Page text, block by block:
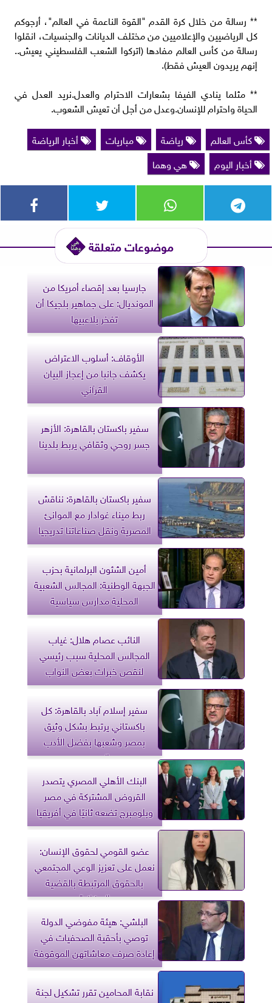
** رسالة من خلال كرة القدم "القوة الناعمة في العالم"، أرجوكم
كل الرياضيين والإعلاميين من مختلف الديانات والجنسيات، انقلوا
رسالة من كأس العالم مفادها (اتركوا الشعب الفلسطيني يعيش..
إنهم يريدون العيش فقط).
** مثلما ينادي الفيفا بشعارات الاحترام والعدل.نريد العدل في
الحياة واحترام للإنسان.وعدل من أجل أن تعيش الشعوب.
كأس العالم
رياضة مباريات
أخبار الرياضة
أخبار اليوم
هي وهما
موضوعات متعلقة
جارسيا بعد إقصاء أمريكا من
المونديال: على جماهير بلجيكا أن
تفخر بلاعبيها
الأوقاف: أسلوب الاعتراض
يكشف جانبا من إعجاز البيان
القرآني
سفير باكستان بالقاهرة: الأزهر
جسر روحي وثقافي يربط بلدينا
سفير باكستان بالقاهرة: نناقش
ربط ميناء غوادار مع الموانئ
المصرية ونقل صناعاتنا تدريجيا
أمين الشئون البرلمانية بحزب
الجبهة الوطنية: المجالس الشعبية
المحلية مدارس سياسية
النائب عصام هلال: غياب
المجالس المحلية سبب رئيسي
لنقص خبرات بعض النواب
سفير إسلام آباد بالقاهرة: كل
باكستاني يرتبط بشكل وثيق
بمصر وشعبها بفضل الأدب
المصري
البنك الأهلي المصري يتصدر
القروض المشتركة في مصر
وبلومبرج تضعه ثانيًا في أفريقيا
عضو القومي لحقوق الإنسان:
نعمل على تعزيز الوعي المجتمعي
بالحقوق المرتبطة بالقضية
السكانية
البلشي: هيئة مفوضي الدولة
توصي بأحقية الصحفيات في
إعادة صرف معاشاتهن الموقوفة
نقابة المحامين تقرر تشكيل لجنة